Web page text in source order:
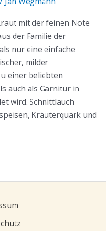
mit der feinen Note
der Familie der
nur eine einfache
milder
einer beliebten
auch als Garnitur in
wird. Schnittlauch
Kräuterquark und